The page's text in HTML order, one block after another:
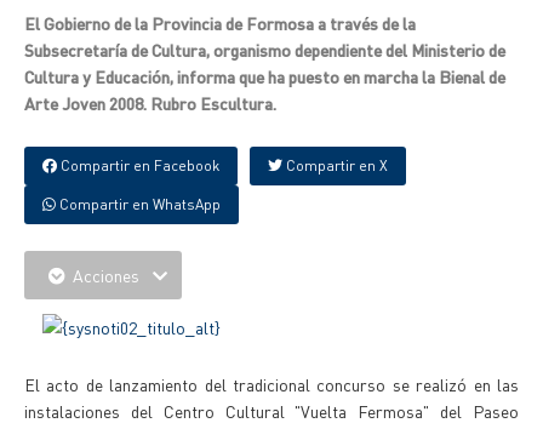
El Gobierno de la Provincia de Formosa a través de la
Subsecretaría de Cultura, organismo dependiente del Ministerio de
Cultura y Educación, informa que ha puesto en marcha la Bienal de
Arte Joven 2008. Rubro Escultura.
Compartir en Facebook Compartir en X
Compartir en WhatsApp
Acciones
El acto de lanzamiento del tradicional concurso se realizó en las
instalaciones del Centro Cultural "Vuelta Fermosa" del Paseo